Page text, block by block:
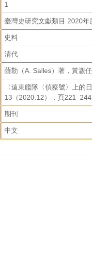
1
臺灣史研究文獻類目 2020年
史料
清代
薩勒（A. Salles）著，黃㵾
〈遠東艦隊〈偵察號〉上的
13（2020.12），頁221–244
期刊
中文